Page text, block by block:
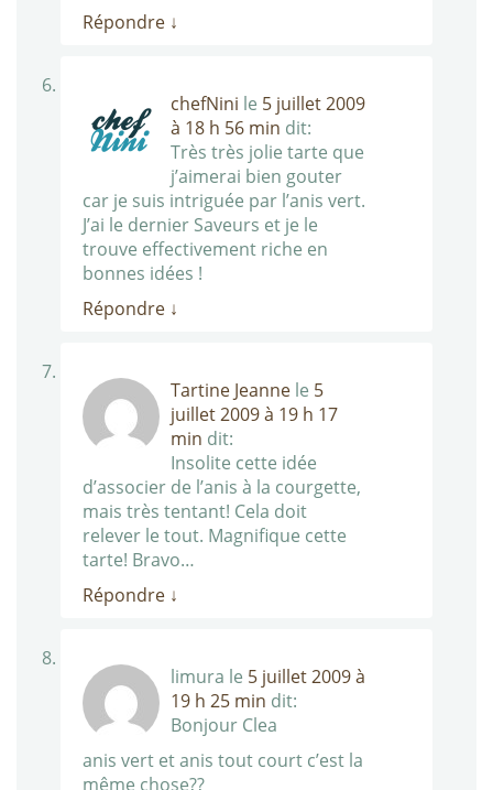
Répondre ↓
chefNini le 5 juillet 2009
à 18 h 56 min dit:
Très très jolie tarte que
j’aimerai bien gouter
car je suis intriguée par l’anis vert.
J’ai le dernier Saveurs et je le
trouve effectivement riche en
bonnes idées !
Répondre ↓
Tartine Jeanne le 5
juillet 2009 à 19 h 17
min dit:
Insolite cette idée
d’associer de l’anis à la courgette,
mais très tentant! Cela doit
relever le tout. Magnifique cette
tarte! Bravo…
Répondre ↓
limura le 5 juillet 2009 à
19 h 25 min dit:
Bonjour Clea
anis vert et anis tout court c’est la
même chose??